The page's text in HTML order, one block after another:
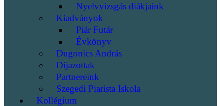
Nyelvvizsgás diákjaink
Kiadványok
Piár Futár
Évkönyv
Dugonics András
Díjazottak
Partnereink
Szegedi Piarista Iskola
Kollégium